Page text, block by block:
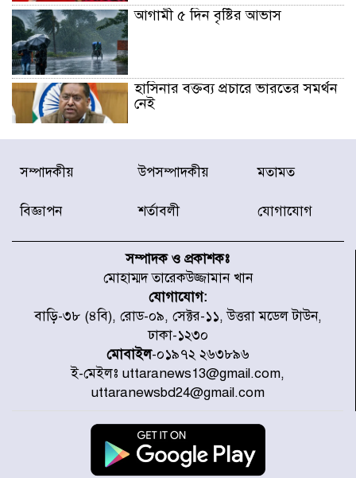
আগামী ৫ দিন বৃষ্টির আভাস
হাসিনার বক্তব্য প্রচারে ভারতের সমর্থন
নেই
জুলাই গণঅভ্যুত্থানে আহত যোদ্ধা
মিতুর খোঁজ নিলেন প্রধানমন্ত্রী
শহীদের তালিকা প্রকাশ করল JRA
জুলাই গণঅভ্যুত্থানে উত্তরায় সর্বকনিষ্ঠ
শহীদ জাবির ইব্রাহীম: এক শিশুর রক্তে
লেখা ইতিহাস
রাজধানীতে আজ বৃষ্টির সম্ভাবনা, যা
জানাল আবহাওয়া অধিদপ্তর
জুলাই গণঅভ্যুত্থানের অমর প্রতীক
শহীদ মীর মুগ্ধ
সম্পাদকীয় উপসম্পাদকীয় মতামত
বিজ্ঞাপন শর্তাবলী যোগাযোগ
সম্পাদক ও প্রকাশকঃ
মোহাম্মদ তারেকউজ্জামান খান
যোগাযোগ:
বাড়ি-৩৮ (৪বি), রোড-০৯, সেক্টর-১১, উত্তরা মডেল টাউন,
ঢাকা-১২৩০
মোবাইল-০১৯৭২ ২৬৩৮৯৬
ই-মেইলঃ uttaranews13@gmail.com,
uttaranewsbd24@gmail.com